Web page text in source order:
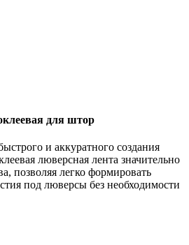
для штор
и аккуратного создания
люверсная лента значительно
позволяя легко формировать
под люверсы без необходимости